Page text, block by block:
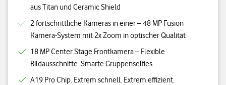
aus Titan und Ceramic Shield
2 fortschrittliche Kameras in einer – 48 MP Fusion
Kamera-System mit 2x Zoom in optischer Qualität
18 MP Center Stage Frontkamera – Flexible
Bildausschnitte. Smarte Gruppenselfies.
A19 Pro Chip. Extrem schnell. Extrem effizient.